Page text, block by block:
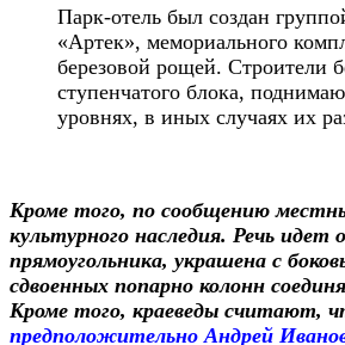
Парк-отель был создан
«Артек», мемориального
березовой рощей. Строители
ступенчатого блока,
уровнях, в иных случаях их
Кроме того, по сообщению
культурного наследия. Речь идет
прямоугольника, украшена с
сдвоенных попарно колонн
Кроме того, краеведы считают,
предположительно Андрей